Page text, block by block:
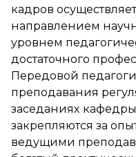
кадров
направлением
уровнем
достаточного
Передовой
преподавания
заседаниях
закрепляются за
ведущими